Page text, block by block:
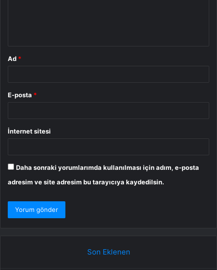
Ad *
E-posta *
İnternet sitesi
Daha sonraki yorumlarımda kullanılması için adım, e-posta
adresim ve site adresim bu tarayıcıya kaydedilsin.
Son Eklenen